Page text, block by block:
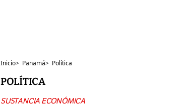
Inicio> Panamá> Política
POLÍTICA
SUSTANCIA ECONÓMICA